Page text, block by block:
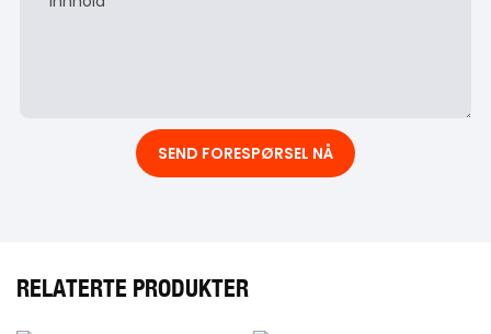
SEND FORESPØRSEL NÅ
RELATERTE PRODUKTER